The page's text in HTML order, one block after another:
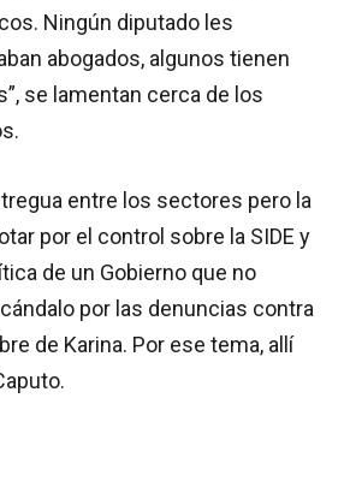
Ningún diputado les
abogados, algunos tienen
se lamentan cerca de los
entre los sectores pero la
por el control sobre la SIDE y
de un Gobierno que no
por las denuncias contra
de Karina. Por ese tema, allí